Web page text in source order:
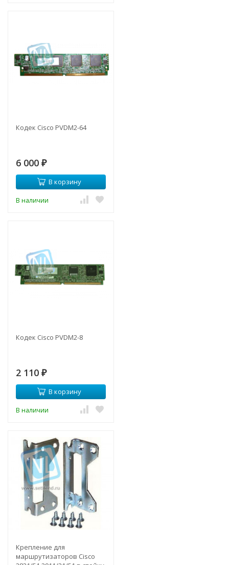
Кодек Cisco PVDM2-64
6 000 ₽
В корзину
В наличии
Кодек Cisco PVDM2-8
2 110 ₽
В корзину
В наличии
Крепление для
маршрутизаторов Cisco